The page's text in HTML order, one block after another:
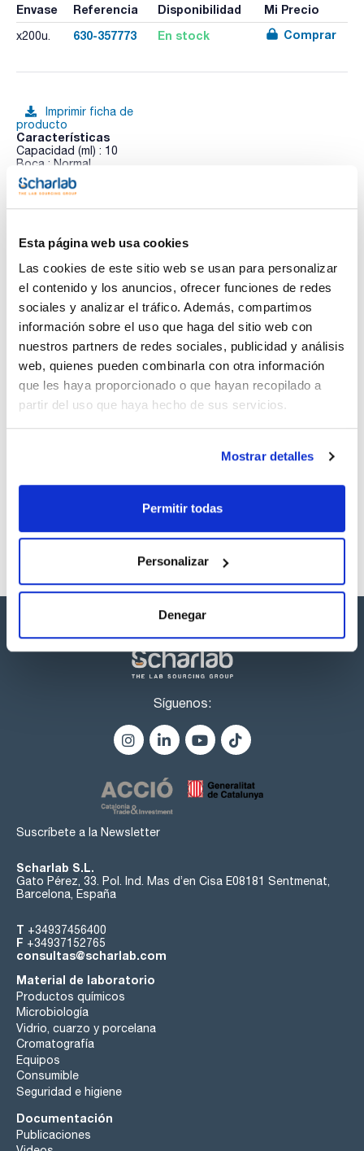
Esta página web usa cookies
Las cookies de este sitio web se usan para personalizar
el contenido y los anuncios, ofrecer funciones de redes
sociales y analizar el tráfico. Además, compartimos
información sobre el uso que haga del sitio web con
nuestros partners de redes sociales, publicidad y análisis
web, quienes pueden combinarla con otra información
que les haya proporcionado o que hayan recopilado a
partir del uso que haya hecho de sus servicios.
Mostrar detalles
Permitir todas
Personalizar
Denegar
Envase Referencia Disponibilidad Mi Precio
x200u. 630-357773 En stock Comprar
Imprimir ficha de
producto
Características
Capacidad (ml) : 10
Boca : Normal
Presentación : Envase individual
Pack (u.) : 200
sección 820. De un solo uso, esterilizadas por rayos gamma.
Precisión ±3%. Libres de DNasa y RNasa. No pirogénicas.
Código de color para reconocer el volumen de la pipeta.
Graduaciones invertidas y negativas. Indicadas
especialmente para el uso en técnicas de cultivo celular.
Ver más
Documentación técnica
TDS / Ficha técnica
Regístrate para
descargas
COA
Regístrate para
descargas
SDS/ Hoja de seguridad
Regístrate para
descargas
Los productos marcados con esta imagen son
productos marca Scharlau habitualmente en stock,
Síguenos:
Suscríbete a la Newsletter
Scharlab S.L.
Gato Pérez, 33. Pol. Ind. Mas d’en Cisa E08181 Sentmenat,
Barcelona, España
T +34937456400
F +34937152765
consultas@scharlab.com
Material de laboratorio
Productos químicos
Microbiología
Vidrio, cuarzo y porcelana
Cromatografía
Equipos
Consumible
Seguridad e higiene
Documentación
Publicaciones